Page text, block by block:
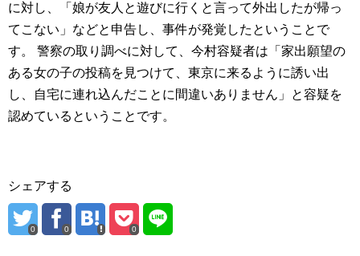
に対し、「娘が友人と遊びに行くと言って外出したが帰っ
てこない」などと申告し、事件が発覚したということで
す。 警察の取り調べに対して、今村容疑者は「家出願望の
ある女の子の投稿を見つけて、東京に来るように誘い出
し、自宅に連れ込んだことに間違いありません」と容疑を
認めているということです。
シェアする
0 0 0